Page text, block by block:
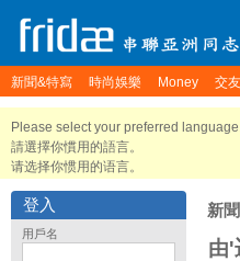
新聞&特寫 時尚娛樂 Money 交
Please select your preferred
請選擇你慣用的語言。
请选择你惯用的语言。
登入
用戶名
新
由'